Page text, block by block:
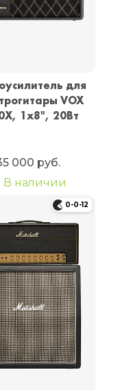
для
VOX
1х8", 20Вт
000 руб.
В наличии
0-0-12